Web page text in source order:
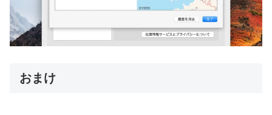
おまけ